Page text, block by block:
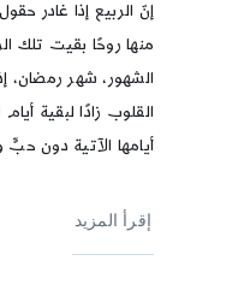
إنّ الربيع إذا غادر
منها روحًا بقيت تلك
الشهور، شهر رمضان،
القلوب زادًا لبقية
أيامها الآتية دون حبٍّ
إقرأ المزيد